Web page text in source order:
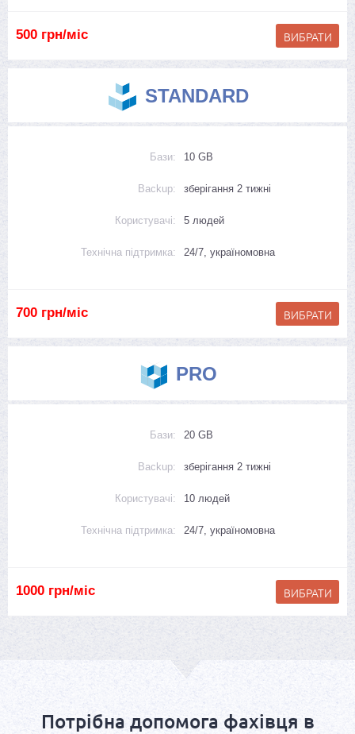
500 грн/міс
STANDARD
Бази:
Backup:
Користувачі:
Технічна підтримка:
10 GB
зберігання 2 тижні
5 людей
24/7, україномовна
700 грн/міс
PRO
Бази:
Backup:
Користувачі:
Технічна підтримка:
20 GB
зберігання 2 тижні
10 людей
24/7, україномовна
1000 грн/міс
Потрібна допомога фахівця в